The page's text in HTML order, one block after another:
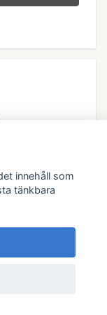
innehåll som
tänkbara